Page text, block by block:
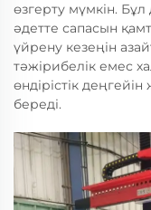
өзгерту мүмкін.
әдетте сапасын
үйрену кезеңін
тәжірибелік емес
өндірістік
береді.